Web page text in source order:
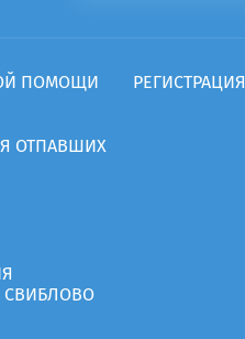
ПОМОЩИ
ОТПАВШИХ
СВИБЛОВО
РЕГИСТРАЦИЯ